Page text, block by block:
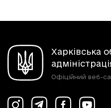
Харківська
Офіційний веб-